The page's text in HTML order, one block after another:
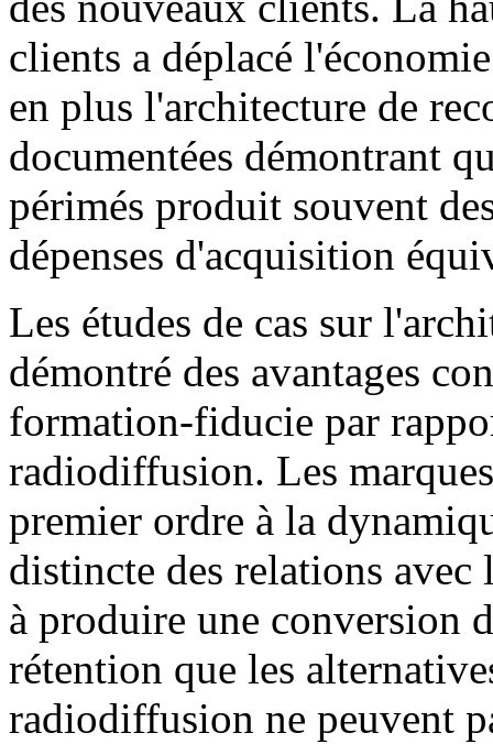
clients a déplacé
en plus l'architecture de
documentées démontrant
périmés produit souvent
dépenses d'acquisition
Les études de cas sur
démontré des avantages
formation-fiducie par
radiodiffusion. Les
premier ordre à la
distincte des relations
à produire une conversion
rétention que les
radiodiffusion ne peuvent